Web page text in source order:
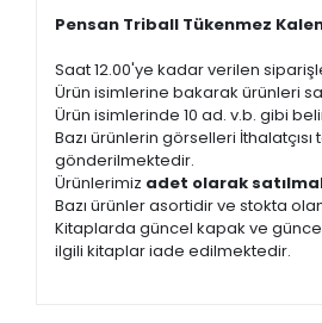
Pensan Triball Tükenmez
Saat 12.00'ye kadar verilen
Ürün isimlerine bakarak ürünleri
Ürün isimlerinde 10 ad. v.b. gibi
Bazı ürünlerin görselleri
gönderilmektedir.
Ürünlerimiz adet olarak
Bazı ürünler asortidir ve stokta
Kitaplarda güncel kapak ve
ilgili kitaplar iade edilmektedir.